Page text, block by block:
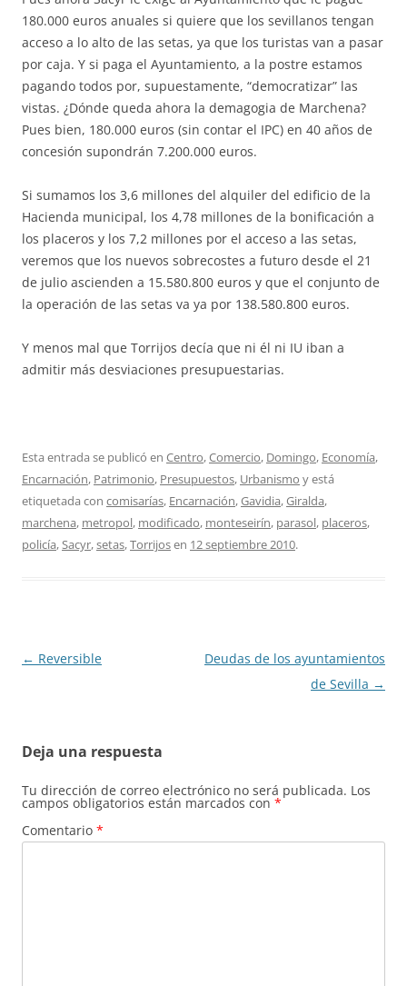
180.000 euros anuales si quiere que los sevillanos tengan
acceso a lo alto de las setas, ya que los turistas van a pasar
por caja. Y si paga el Ayuntamiento, a la postre estamos
pagando todos por, supuestamente, “democratizar” las
vistas. ¿Dónde queda ahora la demagogia de Marchena?
Pues bien, 180.000 euros (sin contar el IPC) en 40 años de
concesión supondrán 7.200.000 euros.
Si sumamos los 3,6 millones del alquiler del edificio de la
Hacienda municipal, los 4,78 millones de la bonificación a
los placeros y los 7,2 millones por el acceso a las setas,
veremos que los nuevos sobrecostes a futuro desde el 21
de julio ascienden a 15.580.800 euros y que el conjunto de
la operación de las setas va ya por 138.580.800 euros.
Y menos mal que Torrijos decía que ni él ni IU iban a
admitir más desviaciones presupuestarias.
Esta entrada se publicó en Centro,Comercio, Domingo, Economía,
Encarnación, Patrimonio, Presupuestos, Urbanismo y está
etiquetada con comisarías, Encarnación,Gavidia,Giralda,
marchena, metropol, modificado, monteseirín, parasol, placeros,
policía,Sacyr,setas,Torrijosen 12 septiembre 2010.
Navegación
← Reversible
Deudas de los ayuntamientos
de Sevilla →
Deja una respuesta
Tu dirección de correo electrónico no será publicada. Los
campos obligatorios están marcados con *
Comentario *